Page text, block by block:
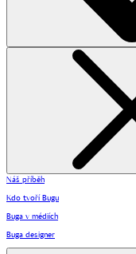
Náš příběh
Kdo tvoří Bugu
Buga v médiích
Buga designer